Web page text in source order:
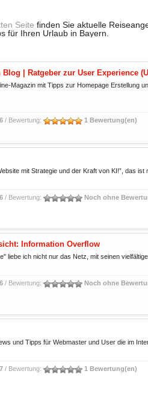
Seite finden Sie aktuelle
für Ihren Urlaub in Bayern.
| Ratgeber zur User Experience
Magazin mit Tipps zur Homepage Erstellung
6/ Bewertung: 1 Bewertung(en)
mit Strategie und der Kraft von KI!”, das
6/ Bewertung: Noch ohne
Information Overflow
liebe ich nicht nur das Netz, mit seinen
6/ Bewertung: Noch ohne
und Tipps für Webmaster und User die im
7/ Bewertung: 1 Bewertung(en)